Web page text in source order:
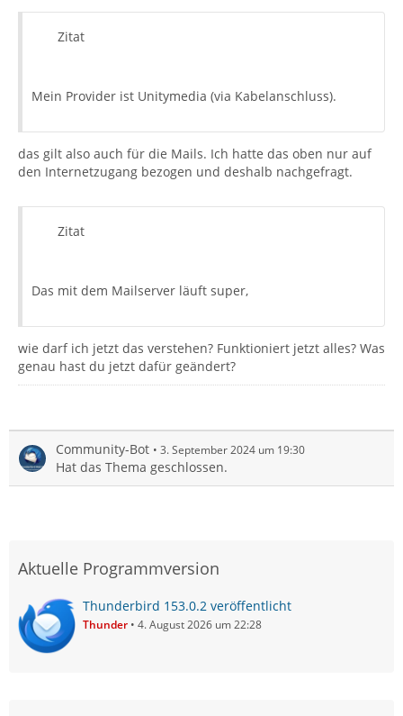
Zitat
Mein Provider ist Unitymedia (via Kabelanschluss).
das gilt also auch für die Mails. Ich hatte das oben nur auf
den Internetzugang bezogen und deshalb nachgefragt.
Zitat
Das mit dem Mailserver läuft super,
wie darf ich jetzt das verstehen? Funktioniert jetzt alles? Was
genau hast du jetzt dafür geändert?
Community-Bot 3. September 2024 um 19:30
Hat das Thema geschlossen.
Aktuelle Programmversion
Thunderbird 153.0.2 veröffentlicht
Thunder 4. August 2026 um 22:28